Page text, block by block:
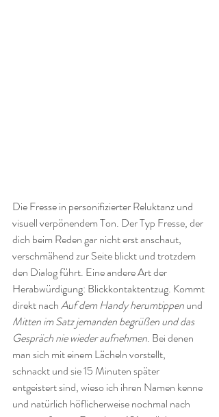
Die Fresse in personifizierter Reluktanz und
visuell verpönendem Ton. Der Typ Fresse, der
dich beim Reden gar nicht erst anschaut,
verschmähend zur Seite blickt und trotzdem
den Dialog führt. Eine andere Art der
Herabwürdigung: Blickkontaktentzug. Kommt
direkt nach Auf dem Handy herumtippen und
Mitten im Satz jemanden begrüßen und das
Gespräch nie wieder aufnehmen. Bei denen
man sich mit einem Lächeln vorstellt,
schnackt und sie 15 Minuten später
entgeistert sind, wieso ich ihren Namen kenne
und natürlich höflicherweise nochmal nach